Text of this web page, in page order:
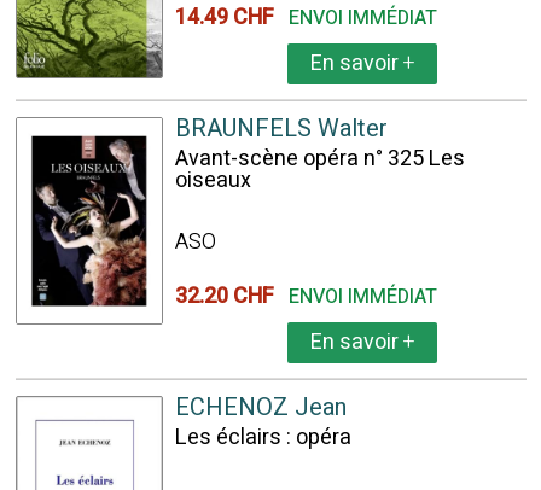
14.49 CHF ENVOI IMMÉDIAT
En savoir+
BRAUNFELS Walter
Avant-scène opéra n° 325 Les
oiseaux
ASO
32.20 CHF ENVOI IMMÉDIAT
En savoir+
ECHENOZ Jean
Les éclairs : opéra